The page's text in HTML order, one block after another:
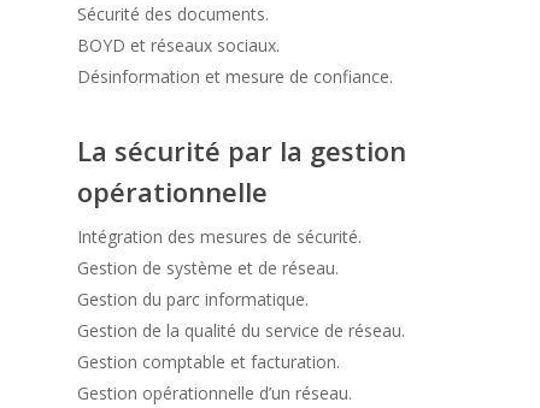
Sécurité des documents.
BOYD et réseaux sociaux.
Désinformation et mesure de confiance.
La sécurité par la gestion
opérationnelle
Intégration des mesures de sécurité.
Gestion de système et de réseau.
Gestion du parc informatique.
Gestion de la qualité du service de réseau.
Gestion comptable et facturation.
Gestion opérationnelle d’un réseau.